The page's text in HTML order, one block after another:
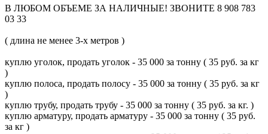
В ЛЮБОМ ОБЪЕМЕ ЗА НАЛИЧНЫЕ! ЗВОНИТЕ 8 908 783
03 33
( длина не менее 3-х метров )
куплю уголок, продать уголок - 35 000 за тонну ( 35 руб. за кг
)
куплю полоса, продать полосу - 35 000 за тонну ( 35 руб. за кг
)
куплю трубу, продать трубу - 35 000 за тонну ( 35 руб. за кг. )
куплю арматуру, продать арматуру - 35 000 за тонну ( 35 руб.
за кг )